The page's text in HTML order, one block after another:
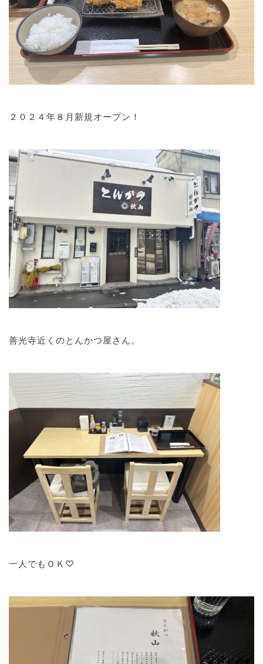
２０２４年８月新規オープン！
善光寺近くのとんかつ屋さん。
一人でもＯＫ♡